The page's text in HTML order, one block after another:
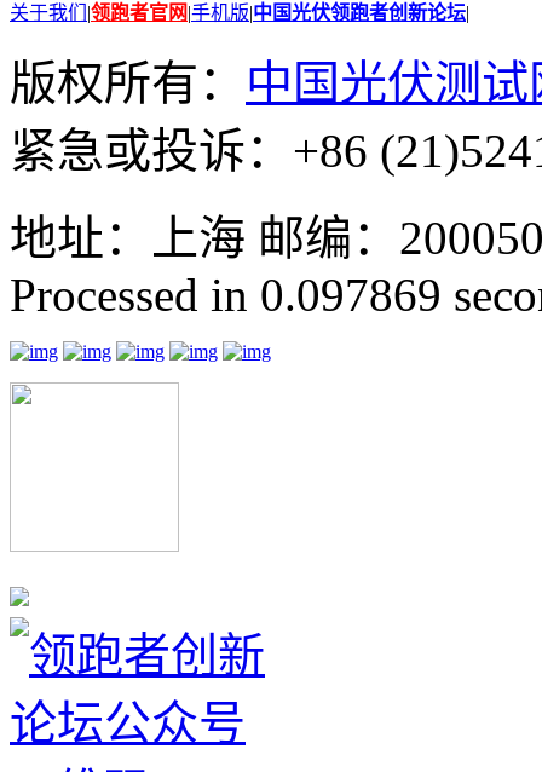
关于我们 |领跑者官网|手机版|中国光伏领跑者创新论坛|
版权所有： 中国光伏测试
紧急或投诉：+86
地址：上海 邮编：
Processed in 0.097869